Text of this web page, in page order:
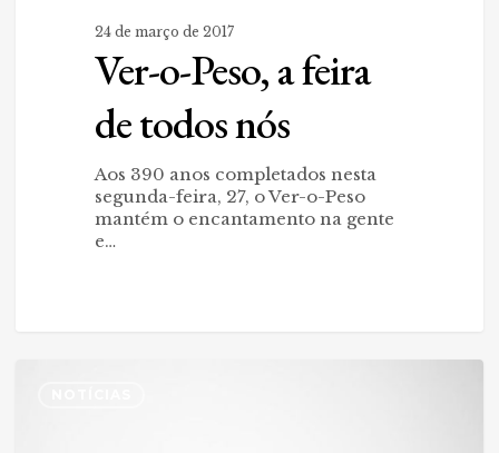
24 de março de 2017
Ver-o-Peso, a feira
de todos nós
Aos 390 anos completados nesta
segunda-feira, 27, o Ver-o-Peso
mantém o encantamento na gente
e…